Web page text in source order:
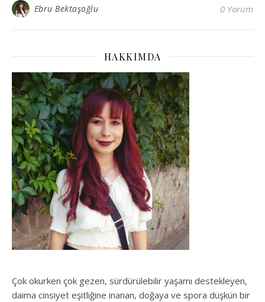
Ebru Bektaşoğlu 0 Yorum
HAKKIMDA
Çok okurken çok gezen, sürdürülebilir yaşamı destekleyen,
daima cinsiyet eşitliğine inanan, doğaya ve spora düşkün bir